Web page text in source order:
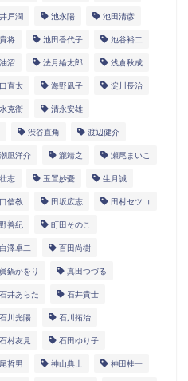
戸潤 池永陽 池田清彦
将 池田香代子 池谷裕二
油沼 法月綸太郎 浅倉秋成
直太 海野凪子 淀川長治
克衛 清永安雄
渋谷直角 渡辺健介
潮凪洋介 瀧靖之 瀬尾まいこ
志 玉置妙憂 生月誠
信教 田坂広志 田村セツコ
善紀 町田そのこ
白澤卓二 百田尚樹
眞鍋かをり 真田つづる
石井あらた 石井貴士
石川光陽 石川拓治
石村友見 石田ゆり子
哲男 神山典士 神田桂一